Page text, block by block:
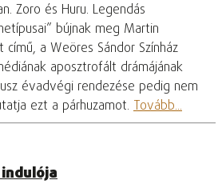
Zoro és Huru. Legendás
bújnak meg Martin
a Weöres Sándor Színház
aposztrofált drámájának
évadvégi rendezése pedig nem
ezt a párhuzamot. Tovább...